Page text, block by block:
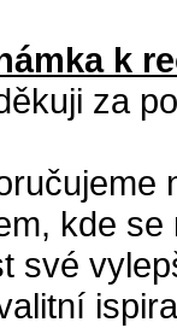
k
za
kde se
své